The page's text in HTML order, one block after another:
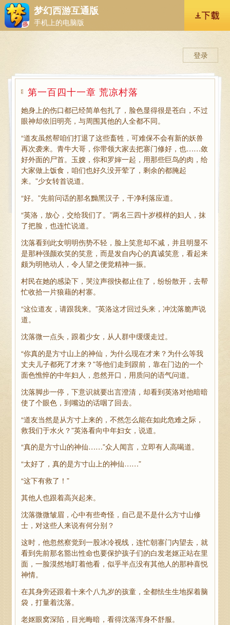
梦幻西游互通版
手机上的电脑版
登录
第一百四十一章 荒凉村落
她身上的伤口都已经简单包扎了，脸色显得很是苍白，不过
眼神却依旧明亮，与周围其他的人全都不同。
“道友虽然帮咱们打退了这些畜牲，可难保不会有新的妖兽
再次袭来。青牛大哥，你带领大家去把寨门修好，也……敛
好外面的尸首。玉嫂，你和罗婶一起，用那些巨鸟的肉，给
大家做上饭食，咱们也好久没开荤了，剩余的都腌起
来。”少女转首说道。
“好。”先前问话的那名黝黑汉子，干净利落应道。
“英洛，放心，交给我们了。”两名三四十岁模样的妇人，抹
了把脸，也连忙说道。
沈落看到此女明明伤势不轻，脸上笑意却不减，并且明显不
是那种强颜欢笑的笑意，而是发自内心的真诚笑意，看起来
颇为明艳动人，令人望之便觉精神一振。
村民在她的感染下，哭泣声很快都止住了，纷纷散开，去帮
忙收拾一片狼藉的村寨。
“这位道友，请跟我来。”英洛这才回过头来，冲沈落脆声说
道。
沈落微一点头，跟着少女，从人群中缓缓走过。
“你真的是方寸山上的神仙，为什么现在才来？为什么等我
丈夫儿子都死了才来？”等他们走到跟前，靠在门边的一个
面色憔悴的中年妇人，忽然开口，用质问的语气问道。
沈落脚步一停，下意识就要出言澄清，却看到英洛对他暗暗
使了个眼色，到嘴边的话咽了回去。
“道友当然是从方寸上来的，不然怎么能在如此危难之际，
救我们于水火？”英洛看向中年妇女，说道。
“真的是方寸山的神仙……”众人闻言，立即有人高喝道。
“太好了，真的是方寸山上的神仙……”
“这下有救了！”
其他人也跟着高兴起来。
沈落微微皱眉，心中有些奇怪，自己是不是什么方寸山修
士，对这些人来说有何分别？
这时，他忽然察觉到一股冰冷视线，连忙朝寨门内望去，就
看到先前那名豁出性命也要保护孩子们的白发老妪正站在里
面，一脸漠然地盯着他看，似乎半点没有其他人的那种喜悦
神情。
在其身旁还跟着十来个八九岁的孩童，全都怯生生地探着脑
袋，打量着沈落。
老妪眼窝深陷，目光晦暗，看得沈落浑身不舒服。